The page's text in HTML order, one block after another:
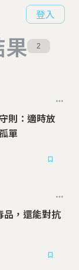
登入
2
則：適時放
單
品，還能對抗